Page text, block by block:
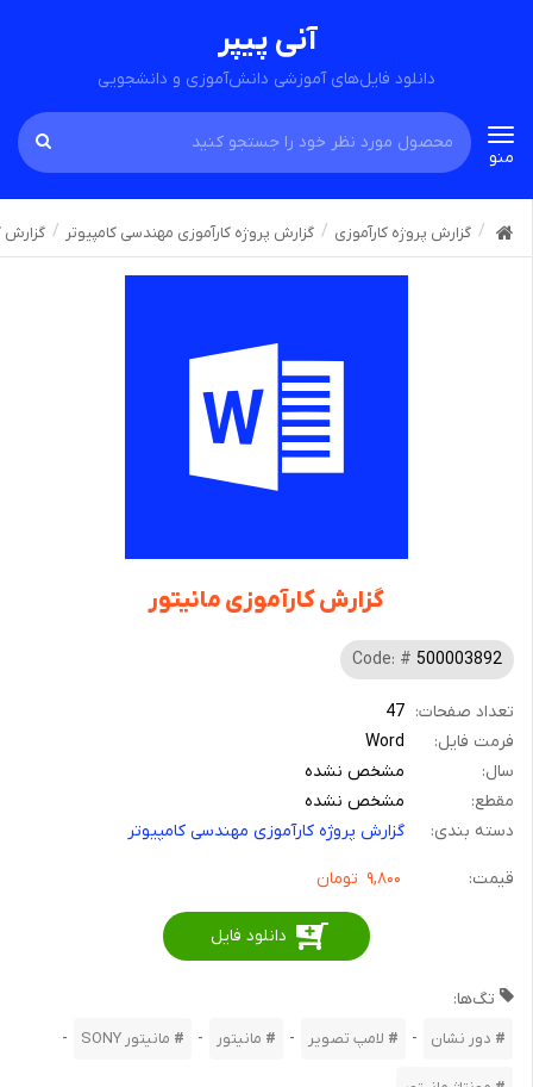
آنی پیپر
دانلود فایل‌های آموزشی دانش‌آموزی و دانشجویی
Toggle
navigation
منو
گزارش پروژه کارآموزی گزارش پروژه کارآموزی مهندسی کامپیوتر گزارش
گزارش کارآموزی مانیتور
Code: # 500003892
تعداد صفحات: 47
فرمت فایل:
Word
سال:
مشخص نشده
مقطع:
مشخص نشده
دسته بندی:
گزارش پروژه کارآموزی مهندسی کامپیوتر
قیمت: ۹,۸۰۰ تومان
دانلود فایل
تگ‌ها:
دور نشان - لامپ تصویر - مانیتور - مانیتور SONY -